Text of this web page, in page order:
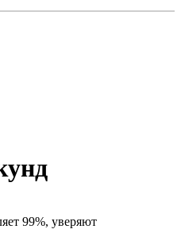
99%, уверяют